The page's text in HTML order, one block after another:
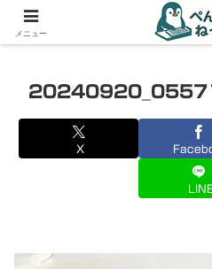
PCやガジェッ
X
メニュー